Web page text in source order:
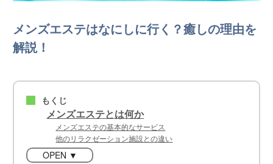
メンズエステはなにしに行く？癒しの理由を
解説！
■ もくじ
メンズエステとは何か
メンズエステの基本的なサービス
他のリラクゼーション施設との違い
OPEN ▼